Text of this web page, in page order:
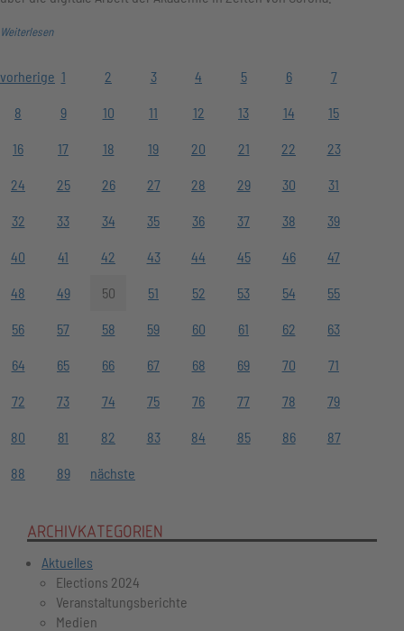
Weiterlesen
vorherige 1 2 3 4 5 6 7
8 9 10 11 12 13 14 15
16 17 18 19 20 21 22 23
24 25 26 27 28 29 30 31
32 33 34 35 36 37 38 39
40 41 42 43 44 45 46 47
48 49 50 51 52 53 54 55
56 57 58 59 60 61 62 63
64 65 66 67 68 69 70 71
72 73 74 75 76 77 78 79
80 81 82 83 84 85 86 87
88 89 nächste
ARCHIVKATEGORIEN
Aktuelles
Elections 2024
Veranstaltungsberichte
Medien